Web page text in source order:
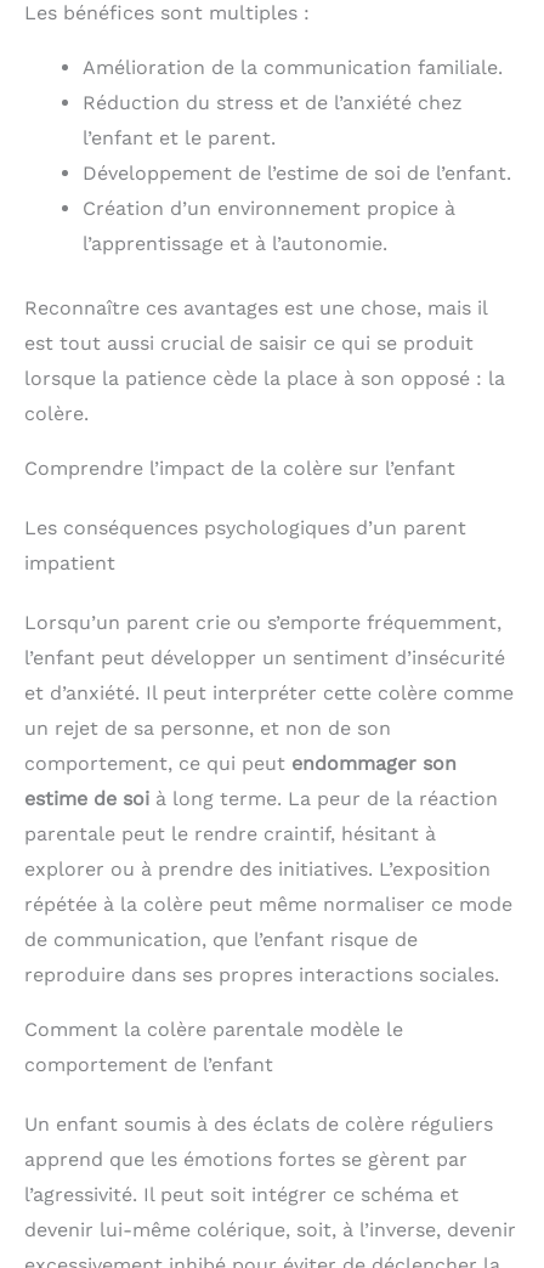
Les bénéfices sont multiples :
Amélioration de la communication familiale.
Réduction du stress et de l’anxiété chez
l’enfant et le parent.
Développement de l’estime de soi de l’enfant.
Création d’un environnement propice à
l’apprentissage et à l’autonomie.
Reconnaître ces avantages est une chose, mais il
est tout aussi crucial de saisir ce qui se produit
lorsque la patience cède la place à son opposé : la
colère.
Comprendre l’impact de la colère sur l’enfant
Les conséquences psychologiques d’un parent
impatient
Lorsqu’un parent crie ou s’emporte fréquemment,
l’enfant peut développer un sentiment d’insécurité
et d’anxiété. Il peut interpréter cette colère comme
un rejet de sa personne, et non de son
comportement, ce qui peut endommager son
estime de soi à long terme. La peur de la réaction
parentale peut le rendre craintif, hésitant à
explorer ou à prendre des initiatives. L’exposition
répétée à la colère peut même normaliser ce mode
de communication, que l’enfant risque de
reproduire dans ses propres interactions sociales.
Comment la colère parentale modèle le
comportement de l’enfant
Un enfant soumis à des éclats de colère réguliers
apprend que les émotions fortes se gèrent par
l’agressivité. Il peut soit intégrer ce schéma et
devenir lui-même colérique, soit, à l’inverse, devenir